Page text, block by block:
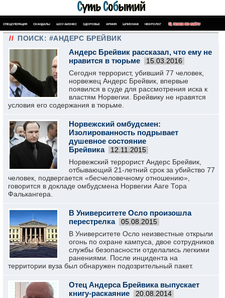
СПЕЦОПЕРАЦИЯ СКАНДАЛЫ ШОУ-БИЗНЕС ЗДОРОВЬЕ АРМИЯ ШПИОНАЖ НЕКРОЛОГ ПОИСК ПО САЙТУ
// ПОИСК: #АНДЕРС БРЕЙВИК
Андерс Брейвик рассказал, что ему не
нравится в тюрьме
15.03.2016
Сегодня террорист, убивший 77 человек,
норвежец Андерс Брейвик, впервые
появился в суде для рассмотрения иска к
властям Норвегии. Брейвику не нравятся
условия его содержания в тюрьме.
Норвежский омбудсмен:
Изолированность подрывает
душевное состояние
Брейвика
12.11.2015
Норвежский террорист Андерс Брейвик,
отбывающий 21-летний срок за убийство 77
человек, подвергается «бесчеловечному отношению»,
говорится в докладе омбудсмена Норвегии Ааге Тора
Фалькангера.
В Университете Осло произошла
перестрелка
05.08.2015
В Университете Осло неизвестные открыли
огонь по охране кампуса, двое сотрудников
службы безопасности отделались легкими
ранениями. После инцидента на
территории вуза был обнаружен подозрительный пакет.
Отец Андерса Брейвика выпускает
книгу-раскаяние
20.08.2014